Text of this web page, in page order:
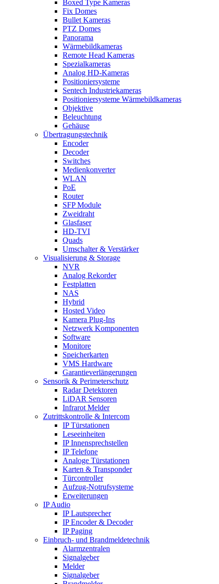
Boxed Type Kameras
Fix Domes
Bullet Kameras
PTZ Domes
Panorama
Wärmebildkameras
Remote Head Kameras
Spezialkameras
Analog HD-Kameras
Positioniersysteme
Sentech Industriekameras
Positioniersysteme Wärmebildkameras
Objektive
Beleuchtung
Gehäuse
Übertragungstechnik
Encoder
Decoder
Switches
Medienkonverter
WLAN
PoE
Router
SFP Module
Zweidraht
Glasfaser
HD-TVI
Quads
Umschalter & Verstärker
Visualisierung & Storage
NVR
Analog Rekorder
Festplatten
NAS
Hybrid
Hosted Video
Kamera Plug-Ins
Netzwerk Komponenten
Software
Monitore
Speicherkarten
VMS Hardware
Garantieverlängerungen
Sensorik & Perimeterschutz
Radar Detektoren
LiDAR Sensoren
Infrarot Melder
Zutrittskontrolle & Intercom
IP Türstationen
Leseeinheiten
IP Innensprechstellen
IP Telefone
Analoge Türstationen
Karten & Transponder
Türcontroller
Aufzug-Notrufsysteme
Erweiterungen
IP Audio
IP Lautsprecher
IP Encoder & Decoder
IP Paging
Einbruch- und Brandmeldetechnik
Alarmzentralen
Signalgeber
Melder
Signalgeber